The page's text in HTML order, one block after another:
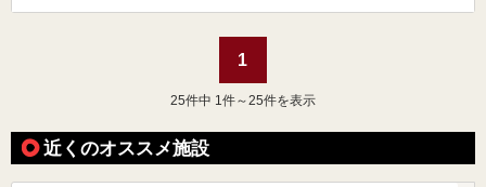
1
25件中 1件～25件を表示
近くのオススメ施設